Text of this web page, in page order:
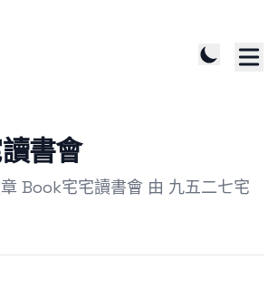
書會
Book宅宅讀書會 由 九五二七宅